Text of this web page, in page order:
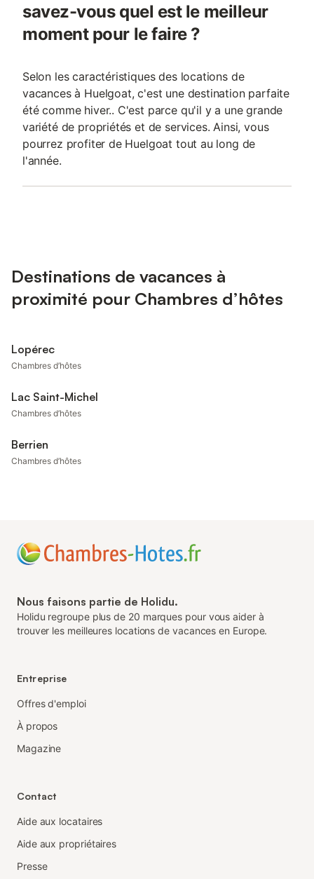
savez-vous quel est le meilleur
moment pour le faire ?
Selon les caractéristiques des locations de
vacances à Huelgoat, c'est une destination parfaite
été comme hiver.. C'est parce qu'il y a une grande
variété de propriétés et de services. Ainsi, vous
pourrez profiter de Huelgoat tout au long de
l'année.
Destinations de vacances à
proximité pour Chambres d’hôtes
Lopérec
Chambres d’hôtes
Lac Saint-Michel
Chambres d’hôtes
Berrien
Chambres d’hôtes
Nous faisons partie de Holidu.
Holidu regroupe plus de 20 marques pour vous aider à
trouver les meilleures locations de vacances en Europe.
Entreprise
Offres d'emploi
À propos
Magazine
Contact
Aide aux locataires
Aide aux propriétaires
Presse